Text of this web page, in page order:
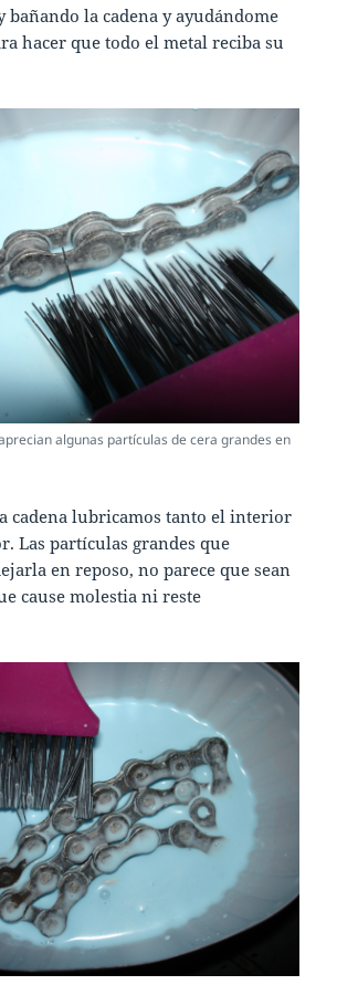
bañando la cadena y ayudándome
hacer que todo el metal reciba su
algunas partículas de cera grandes en
cadena lubricamos tanto el interior
Las partículas grandes que
en reposo, no parece que sean
cause molestia ni reste